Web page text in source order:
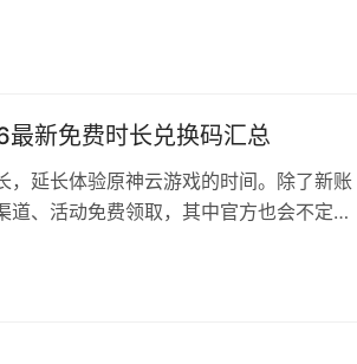
丘丘币*5800 xiaoqiu233——
新免费时长兑换码汇总
，延长体验原神云游戏的时间。除了新账
、活动免费领取，其中官方也会不定时
），达到上限后无法继续累积，需消耗